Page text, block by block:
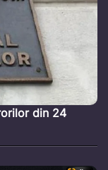
din 24